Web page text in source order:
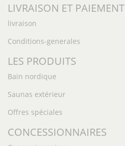
LIVRAISON ET PAIEMENT
livraison
Conditions-generales
LES PRODUITS
Bain nordique
Saunas extérieur
Offres spéciales
CONCESSIONNAIRES